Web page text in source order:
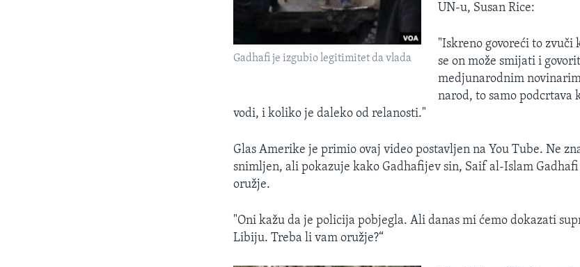
Gadhafi je izgubio legitimitet da vlada
UN-u, Susan Rice:
"Iskreno govoreći to zvuči
se on može smijati i
medjunarodnim
narod, to samo podcrtava
vodi, i koliko je daleko od relanosti."
Glas Amerike je primio ovaj video postavljen na You Tube. Ne
snimljen, ali pokazuje kako Gadhafijev sin, Saif al-Islam
oružje.
"Oni kažu da je policija pobjegla. Ali danas mi ćemo dokazati
Libiju. Treba li vam oružje?“